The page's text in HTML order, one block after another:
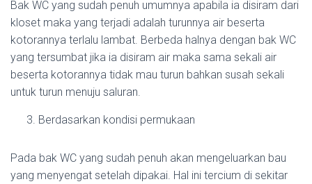
Bak WC yang sudah penuh umumnya apabila ia disiram dari
kloset maka yang terjadi adalah turunnya air beserta
kotorannya terlalu lambat. Berbeda halnya dengan bak WC
yang tersumbat jika ia disiram air maka sama sekali air
beserta kotorannya tidak mau turun bahkan susah sekali
untuk turun menuju saluran.
Berdasarkan kondisi permukaan
Pada bak WC yang sudah penuh akan mengeluarkan bau
yang menyengat setelah dipakai. Hal ini tercium di sekitar